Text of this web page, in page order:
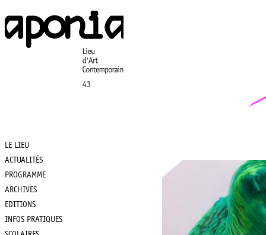
au
contenu
principal
Main
navigation
LE LIEU
ACTUALITÉS
PROGRAMME
ARCHIVES
EDITIONS
INFOS PRATIQUES